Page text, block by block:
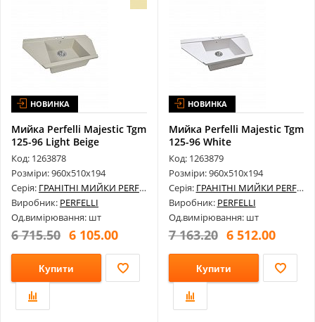
НОВИНКА
Мийка Perfelli Majestic Tgm
125-96 Light Beige
Код: 1263878
Розміри: 960х510х194
Серія: ГРАНІТНІ МИЙКИ PERFELLI
Виробник: PERFELLI
Од.вимірювання: шт
6 715.50 6 105.00
Купити
НОВИНКА
Мийка Perfelli Majestic Tgm
125-96 White
Код: 1263879
Розміри: 960х510х194
Серія: ГРАНІТНІ МИЙКИ PERFELLI
Виробник: PERFELLI
Од.вимірювання: шт
7 163.20 6 512.00
Купити